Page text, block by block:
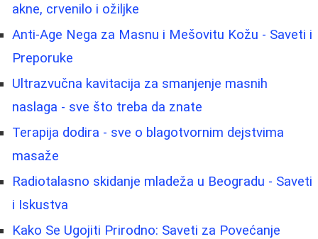
akne, crvenilo i ožiljke
Anti-Age Nega za Masnu i Mešovitu Kožu - Saveti i
Preporuke
Ultrazvučna kavitacija za smanjenje masnih
naslaga - sve što treba da znate
Terapija dodira - sve o blagotvornim dejstvima
masaže
Radiotalasno skidanje mladeža u Beogradu - Saveti
i Iskustva
Kako Se Ugojiti Prirodno: Saveti za Povećanje